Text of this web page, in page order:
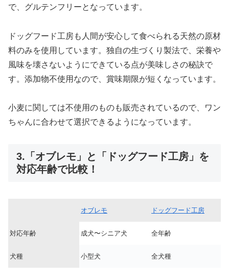
で、グルテンフリーとなっています。
ドッグフード工房も人間が安心して食べられる天然の原材
料のみを使用しています。独自の生づくり製法で、栄養や
風味を壊さないようにできている点が美味しさの秘訣で
す。添加物不使用なので、賞味期限が短くなっています。
小麦に関しては不使用のものも販売されているので、ワン
ちゃんに合わせて選択できるようになっています。
3.「オブレモ」と「ドッグフード工房」を
対応年齢で比較！
オブレモ ドッグフード工房
対応年齢 成犬〜シニア犬 全年齢
犬種 小型犬 全犬種